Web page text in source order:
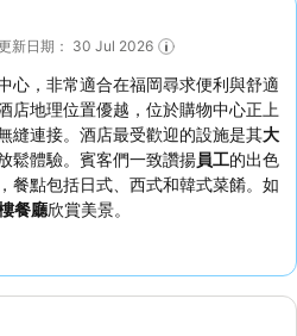
新日期： 30 Jul 2026
心，非常適合在福岡尋求便利與舒適
店地理位置優越，位於購物中心正上
縫連接。酒店最受歡迎的設施是其大
鬆體驗。賓客們一致讚揚員工的出色
，餐點包括日式、西式和韓式菜餚。如
餐廳欣賞美景。